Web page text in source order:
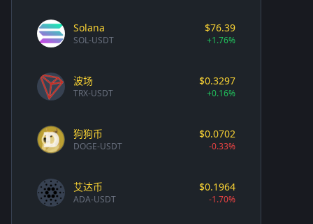
Solana
SOL-USDT
$76.39
+1.76%
波场
TRX-USDT
$0.3297
+0.16%
狗狗币
DOGE-USDT
$0.0702
-0.33%
艾达币
ADA-USDT
$0.1964
-1.70%